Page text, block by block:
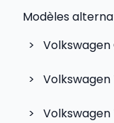
Modèles
>
Volkswagen
> Volkswagen
> Volkswagen